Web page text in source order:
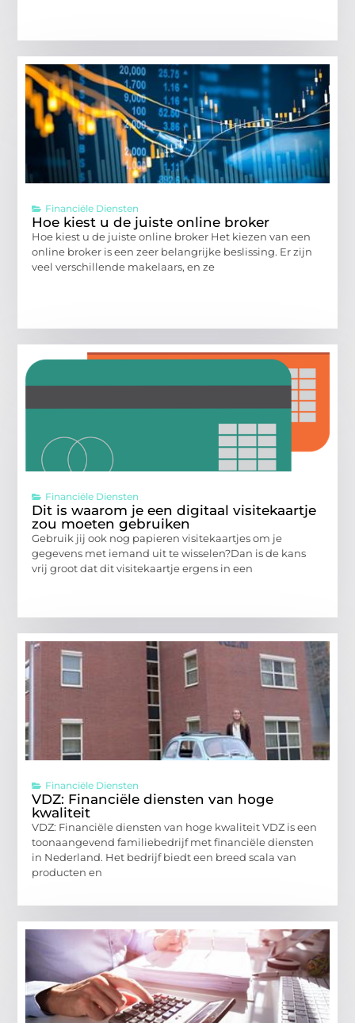
Financiële Diensten
Hoe kiest u de juiste online broker
Hoe kiest u de juiste online broker Het kiezen van een
online broker is een zeer belangrijke beslissing. Er zijn
veel verschillende makelaars, en ze
Financiële Diensten
Dit is waarom je een digitaal visitekaartje
zou moeten gebruiken
Gebruik jij ook nog papieren visitekaartjes om je
gegevens met iemand uit te wisselen?Dan is de kans
vrij groot dat dit visitekaartje ergens in een
Financiële Diensten
VDZ: Financiële diensten van hoge
kwaliteit
VDZ: Financiële diensten van hoge kwaliteit VDZ is een
toonaangevend familiebedrijf met financiële diensten
in Nederland. Het bedrijf biedt een breed scala van
producten en